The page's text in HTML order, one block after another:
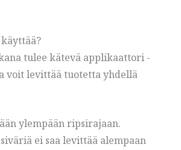
tulee kätevä applikaattori -
voit levittää tuotetta yhdellä
ylempään ripsirajaan.
ei saa levittää alempaan